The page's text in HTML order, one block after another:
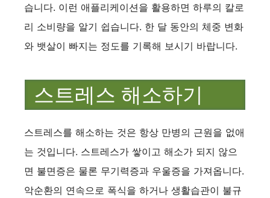
습니다. 이런 애플리케이션을 활용하면 하루의 칼로
리 소비량을 알기 쉽습니다. 한 달 동안의 체중 변화
와 뱃살이 빠지는 정도를 기록해 보시기 바랍니다.
스트레스 해소하기
스트레스를 해소하는 것은 항상 만병의 근원을 없애
는 것입니다. 스트레스가 쌓이고 해소가 되지 않으
면 불면증은 물론 무기력증과 우울증을 가져옵니다.
악순환의 연속으로 폭식을 하거나 생활습관이 불규